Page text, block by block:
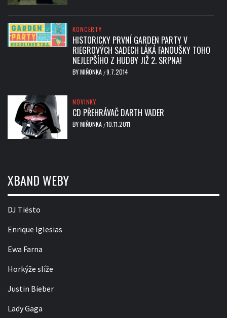
KONCERTY
HISTORICKY PRVNÍ GARDEN PARTY V
RIEGROVÝCH SADECH LÁKÁ FANOUŠKY TOHO
NEJLEPŠÍHO Z HUDBY JIŽ 2. SRPNA!
BYMIŇONKA /9.7.2014
NOVINKY
CD PŘEHRÁVAČ DARTH VADER
BYMIŇONKA /10.11.2011
XBAND WEBY
DJ Tiësto
Enrique Iglesias
Ewa Farna
Horkýže slíže
Justin Bieber
Lady Gaga